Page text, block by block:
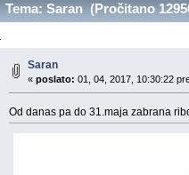
Tema: Saran (Pročitano
Saran
« poslato: 01, 04, 2017, 10:30:22
Od danas pa do 31.maja zabrana